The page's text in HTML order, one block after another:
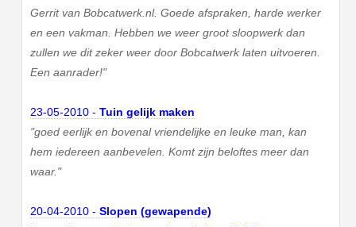
Gerrit van Bobcatwerk.nl. Goede afspraken, harde werker
en een vakman. Hebben we weer groot sloopwerk dan
zullen we dit zeker weer door Bobcatwerk laten uitvoeren.
Een aanrader!"
23-05-2010 -Tuin gelijk maken
"goed eerlijk en bovenal vriendelijke en leuke man, kan
hem iedereen aanbevelen. Komt zijn beloftes meer dan
waar."
20-04-2010 -Slopen (gewapende)